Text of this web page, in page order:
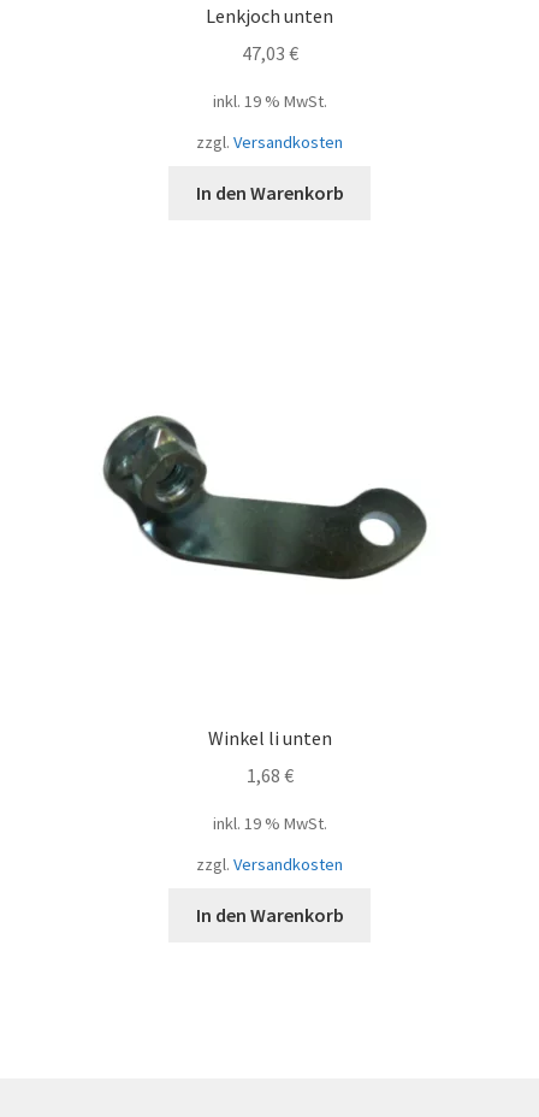
Lenkjoch unten
47,03 €
inkl. 19 % MwSt.
zzgl. Versandkosten
In den Warenkorb
Winkel li unten
1,68 €
inkl. 19 % MwSt.
zzgl. Versandkosten
In den Warenkorb